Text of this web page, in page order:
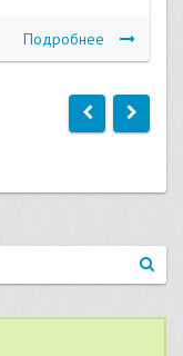
Подробнее